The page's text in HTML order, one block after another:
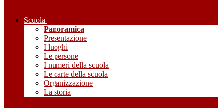
Scuola
Panoramica
Presentazione
I luoghi
Le persone
I numeri della scuola
Le carte della scuola
Organizzazione
La storia